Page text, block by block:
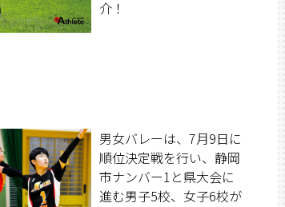
介！
男女バレーは、7月9日に
順位決定戦を行い、静岡
市ナンバー1と県大会に
進む男子5校、女子6校が